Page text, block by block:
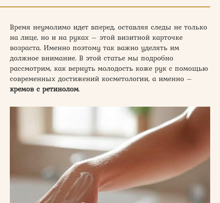
Время неумолимо идет вперед, оставляя следы не только
на лице, но и на руках – этой визитной карточке
возраста. Именно поэтому так важно уделять им
должное внимание. В этой статье мы подробно
рассмотрим, как вернуть молодость коже рук с помощью
современных достижений косметологии, а именно –
кремов с ретинолом.